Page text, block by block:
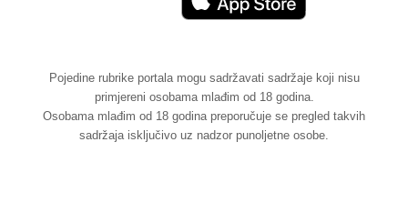
Pojedine rubrike portala mogu sadržavati sadržaje koji nisu
primjereni osobama mlađim od 18 godina.
Osobama mlađim od 18 godina preporučuje se pregled takvih
sadržaja isključivo uz nadzor punoljetne osobe.